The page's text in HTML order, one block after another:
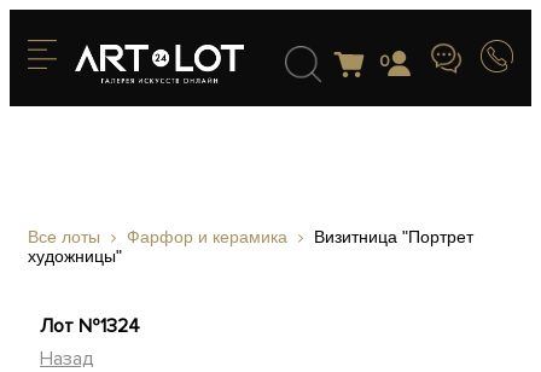
0
Все лоты Фарфор и керамика
Визитница "Портрет
художницы"
Лот №1324
Назад